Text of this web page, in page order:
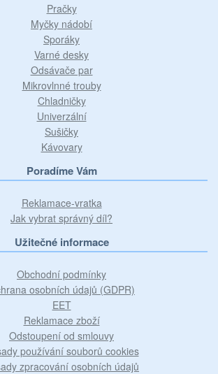
Pračky
Myčky nádobí
Sporáky
Varné desky
Odsávače par
Mikrovlnné trouby
Chladničky
Univerzální
Sušičky
Kávovary
Poradíme Vám
Reklamace-vratka
Jak vybrat správný díl?
Užitečné informace
Obchodní podmínky
osobních údajů (GDPR)
EET
Reklamace zboží
Odstoupení od smlouvy
používání souborů cookies
zpracování osobních údajů